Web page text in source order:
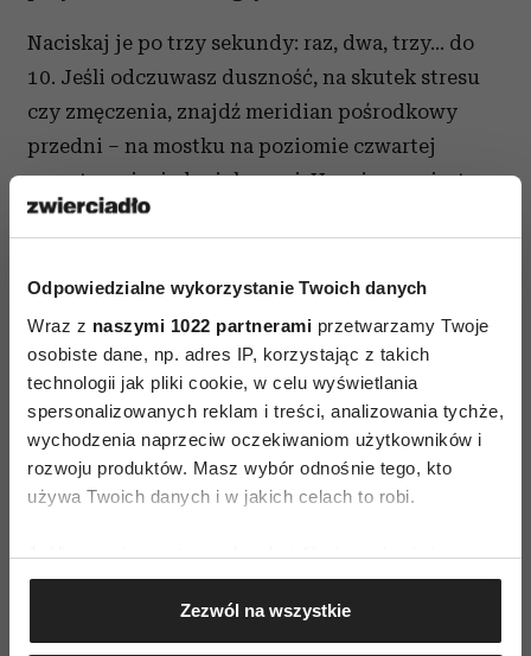
Odpowiedzialne wykorzystanie Twoich danych
Wraz z naszymi 1022 partnerami przetwarzamy Twoje
osobiste dane, np. adres IP, korzystając z takich
technologii jak pliki cookie, w celu wyświetlania
spersonalizowanych reklam i treści, analizowania tychże,
wychodzenia naprzeciw oczekiwaniom użytkowników i
rozwoju produktów. Masz wybór odnośnie tego, kto
używa Twoich danych i w jakich celach to robi.
Jeśli wyrazisz na to zgodę, chcielibyśmy również:
Gromadzić dane dotyczące Twojej lokalizacji
geograficznej z dokładnością nawet do kilku metrów
Identyfikować Twoje urządzenie, aktywnie
Zezwól na wszystkie
Naciskaj je po trzy sekundy: raz, dwa, trzy… do
10. Jeśli odczuwasz duszność, na skutek stresu
czy zmęczenia, znajdź meridian pośrodkowy
przedni – na mostku na poziomie czwartej
przestrzeni międzyżebrowej. U mężczyzn jest on
umiejscowiony na poziomie brodawek
przestrzenie między żebrami, bo piersi mogą
zmylić.
W połowie drogi między pępkiem a mostkiem
jest kolejny w akupresurze punkt na ciele:
alarmowy przedni, ważny dla żołądka.
Uaktywnianie go pomaga, bo każe energii
szybciej krążyć po kanałach energetycznych, co
znaleźć punkty, które bezpośrednio mogą pomóc
schudnąć, musimy poznać chińską miarę
odległości cun. Każdy ma ją przy sobie, bo cun to